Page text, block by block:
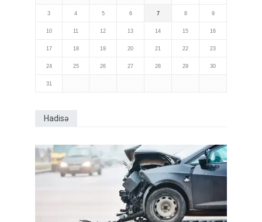
3 4 5 6 7 8 9
10 11 12 13 14 15 16
17 18 19 20 21 22 23
24 25 26 27 28 29 30
31
Hadisə